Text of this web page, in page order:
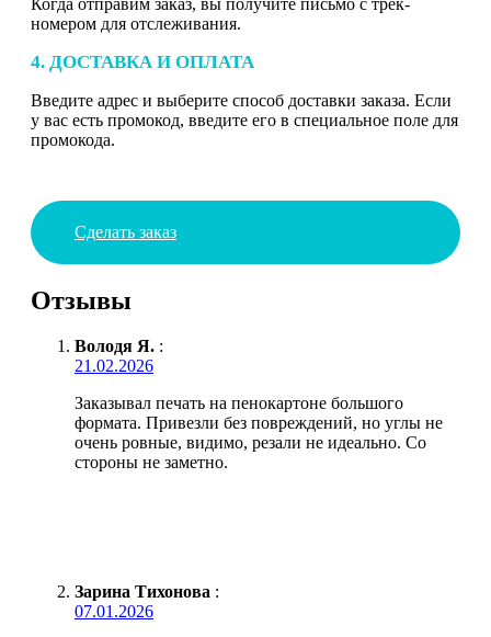
номером для отслеживания.
4. ДОСТАВКА И ОПЛАТА
Введите адрес и выберите способ доставки заказа. Если
у вас есть промокод, введите его в специальное поле для
промокода.
Сделать заказ
Отзывы
Володя Я. :
21.02.2026
Заказывал печать на пенокартоне большого
формата. Привезли без повреждений, но углы не
очень ровные, видимо, резали не идеально. Со
стороны не заметно.
Зарина Тихонова :
07.01.2026